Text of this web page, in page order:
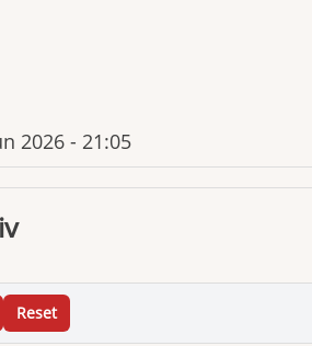
2026 - 21:05
Reset